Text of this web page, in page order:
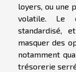
loyers, ou une
volatile. Le
standardisé,
masquer des
notamment
trésorerie